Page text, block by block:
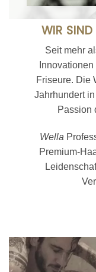
WIR
Seit mehr
Friseure. Die
Jahrhundert
Passion
Wella
Premium-